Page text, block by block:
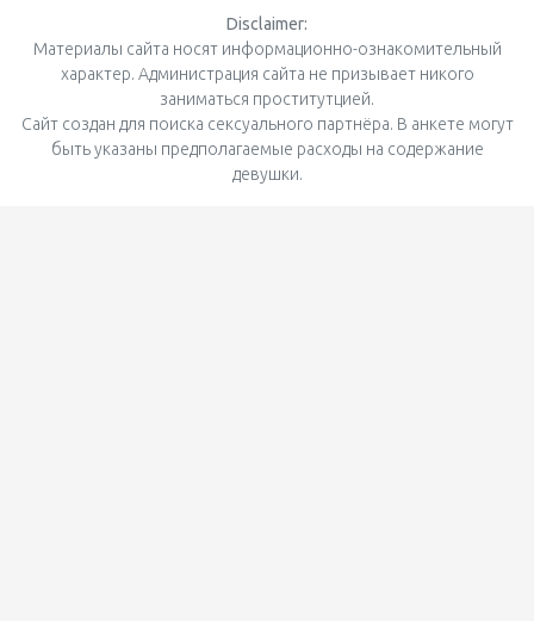
Disclaimer:
Материалы сайта носят информационно-ознакомительный
характер. Администрация сайта не призывает никого
заниматься проститутцией.
Сайт создан для поиска сексуального партнёра. В анкете могут
быть указаны предполагаемые расходы на содержание
девушки.